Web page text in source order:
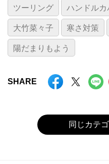
ツーリング ハンドルカ
大竹菜々子 寒さ対策
陽だまりもよう
SHARE
同じカテ